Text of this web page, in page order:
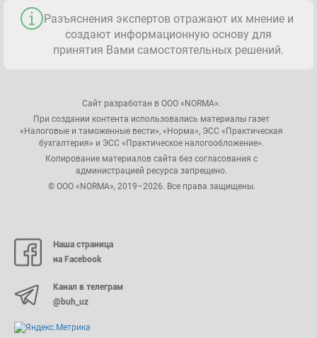
Разъяснения экспертов отражают их мнение и
создают информационную основу для
принятия Вами самостоятельных решений.
Сайт разработан в ООО «NORMA».
При создании контента использовались материалы газет
«Налоговые и таможенные вести», «Норма», ЭСС «Практическая
бухгалтерия» и ЭСС «Практическое налогообложение».
Копирование материалов сайта без согласования с
администрацией ресурса запрещено.
© ООО «NORMA», 2019–2026. Все права защищены.
Наша страница
на Facebook
Канал в телеграм
@buh_uz